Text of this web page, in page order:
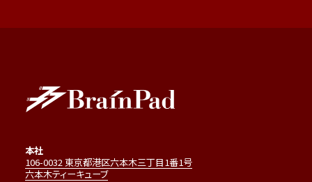
本社
106-0032 東京都港区六本木三丁目1番1号
六本木ティーキューブ